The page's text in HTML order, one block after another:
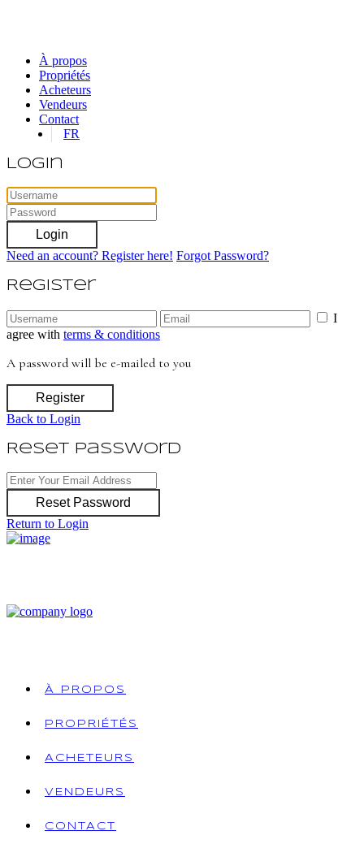
À propos
Propriétés
Acheteurs
Vendeurs
Contact
FR
Login
Login
Need an account? Register here! Forgot Password?
Register
I
agree with terms & conditions
A password will be e-mailed to you
Register
Back to Login
Reset Password
Reset Password
Return to Login
À PROPOS
PROPRIÉTÉS
ACHETEURS
VENDEURS
CONTACT